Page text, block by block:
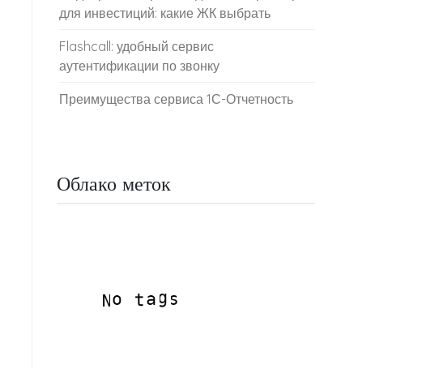
для инвестиций: какие ЖК выбрать
Flashcall: удобный сервис
аутентификации по звонку
Преимущества сервиса 1С-Отчетность
Облако меток